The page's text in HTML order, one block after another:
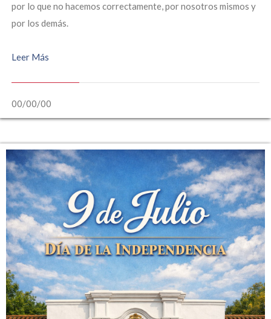
por lo que no hacemos correctamente, por nosotros mismos y
por los demás.
Leer Más
00/00/00